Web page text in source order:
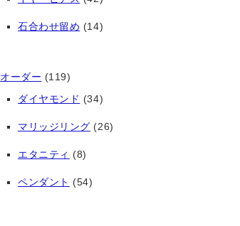
石合わせ留め (14)
オーダー (119)
ダイヤモンド (34)
マリッジリング (26)
エタニティ (8)
ペンダント (54)